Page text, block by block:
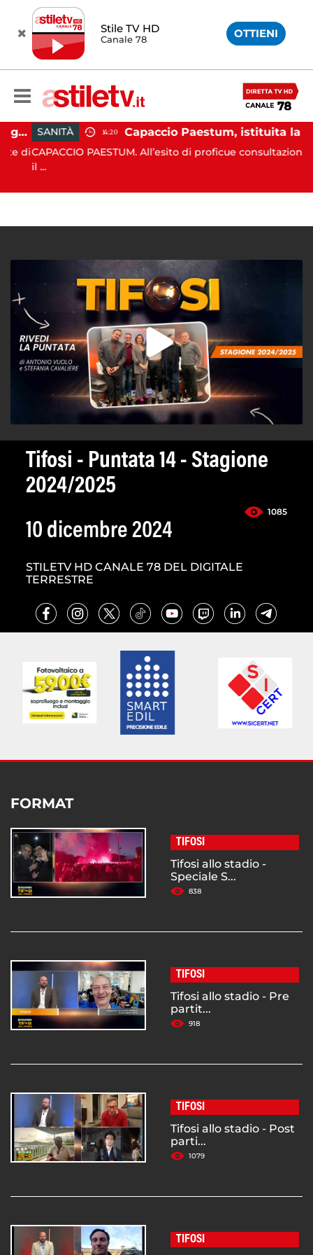
Stile TV HD
Canale 78 OTTIENI
Montecorice, blitz sulle spiagge libere: sequestrati oltre 300 ombrelloni e lettini lasciati sull’arenile
di
SANITÀ 14:20 Capaccio Paestum, istituita la Guardia Medica Turistica presso il Psaut di Piazza Santini
CAPACCIO PAESTUM. All’esito di proficue consultazioni tra
il ...
Tifosi - Puntata 14 - Stagione
2024/2025
1085
10 dicembre 2024
STILETV HD CANALE 78 DEL DIGITALE
TERRESTRE
FORMAT
TIFOSI
Tifosi allo stadio -
Speciale S...
838
TIFOSI
Tifosi allo stadio - Pre
partit...
918
TIFOSI
Tifosi allo stadio - Post
parti...
1079
TIFOSI